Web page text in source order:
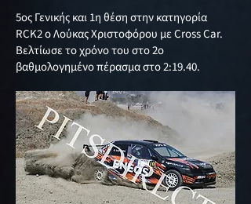
5ος Γενικής και 1η θέση στην κατηγορία
RCK2 ο Λούκας Χριστοφόρου με Cross Car.
Βελτίωσε το χρόνο του στο 2ο
βαθμολογημένο πέρασμα στο 2:19.40.